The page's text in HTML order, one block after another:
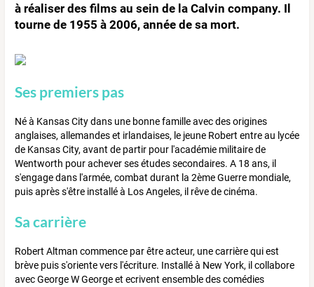
à réaliser des films au sein de la Calvin company. Il
tourne de 1955 à 2006, année de sa mort.
Ses premiers pas
Né à Kansas City dans une bonne famille avec des origines
anglaises, allemandes et irlandaises, le jeune Robert entre au lycée
de Kansas City, avant de partir pour l'académie militaire de
Wentworth pour achever ses études secondaires. A 18 ans, il
s'engage dans l'armée, combat durant la 2ème Guerre mondiale,
puis après s'être installé à Los Angeles, il rêve de cinéma.
Sa carrière
Robert Altman commence par être acteur, une carrière qui est
brève puis s'oriente vers l'écriture. Installé à New York, il collabore
avec George W George et ecrivent ensemble des comédies